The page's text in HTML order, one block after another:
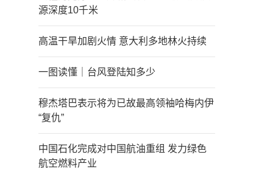
源深度10千米
高温干旱加剧火情 意大利多地林火持续
一图读懂｜台风登陆知多少
穆杰塔巴表示将为已故最高领袖哈梅内伊
“复仇”
中国石化完成对中国航油重组 发力绿色
航空燃料产业